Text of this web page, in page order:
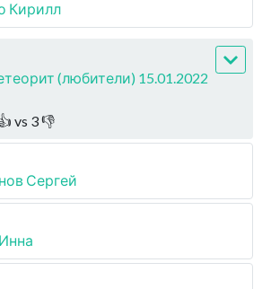
Кирилл
(любители) 15.01.2022
vs 3👎
Сергей